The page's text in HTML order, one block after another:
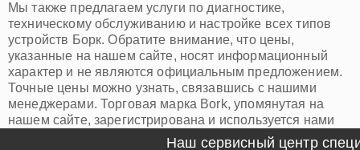
Наш сервисный центр
Брянск
Владивосток
Владикавказ
Владимир
Волжский
Вологда
Грозный
Иваново
Мы также предлагаем услуги по диагностике,
техническому обслуживанию и настройке всех типов
устройств Борк. Обратите внимание, что цены,
указанные на нашем сайте, носят информационный
характер и не являются официальным предложением.
Точные цены можно узнать, связавшись с нашими
менеджерами. Торговая марка Bork, упомянутая на
нашем сайте, зарегистрирована и используется нами
исключительно для информационных целей.